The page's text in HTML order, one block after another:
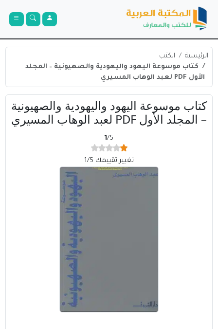
الرئيسية
الكتب
كتاب موسوعة اليهود واليهودية والصهيونية – المجلد
الأول PDF لعبد الوهاب المسيري
كتاب موسوعة اليهود واليهودية والصهيونية
– المجلد الأول PDF لعبد الوهاب المسيري
1/5
تغيير تقييمك 1/5